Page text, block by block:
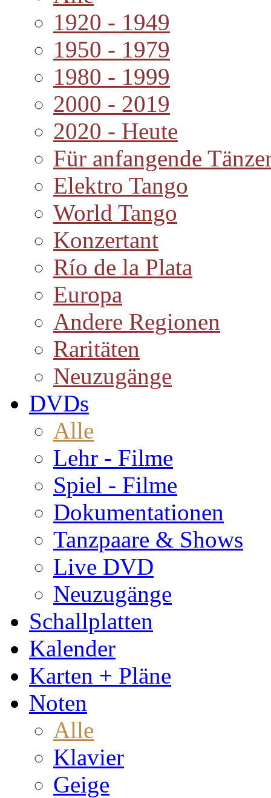
1920 - 1949
1950 - 1979
1980 - 1999
2000 - 2019
2020 - Heute
Für anfangende
Elektro Tango
World Tango
Konzertant
Río de la Plata
Europa
Andere Regionen
Raritäten
Neuzugänge
DVDs
Alle
Lehr - Filme
Spiel - Filme
Dokumentationen
Tanzpaare & Shows
Live DVD
Neuzugänge
Schallplatten
Kalender
Karten + Pläne
Noten
Alle
Klavier
Geige